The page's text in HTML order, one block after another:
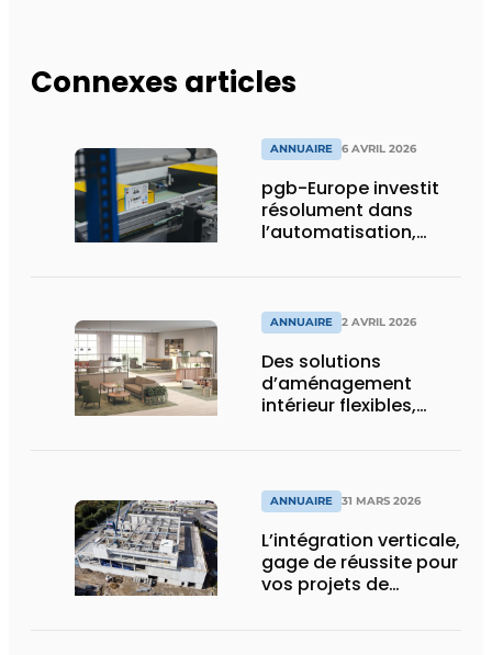
Connexes articles
ANNUAIRE 6 AVRIL 2026
pgb-Europe investit
résolument dans
l’automatisation,
ANNUAIRE 2 AVRIL 2026
Des solutions
d’aménagement
intérieur flexibles,
ANNUAIRE 31 MARS 2026
L’intégration verticale,
gage de réussite pour
vos projets de